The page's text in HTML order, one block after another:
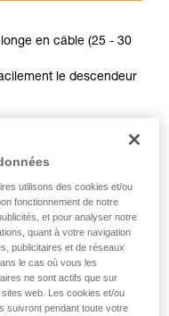
compris les
capacité à refaire
de techniques
en exister d’autres
ici.
en câble (25 - 30
le descendeur
utilisons des cookies et/ou
fonctionnement de notre
et pour analyser notre
quant à votre navigation
publicitaires et de réseaux
le cas où vous les
ne sont actifs que sur
web. Les cookies et/ou
suivront pendant toute votre